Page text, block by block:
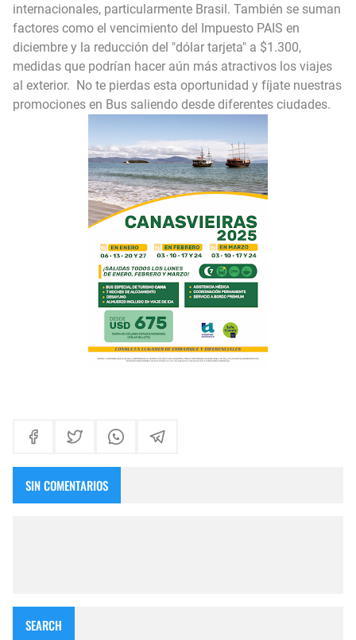
internacionales, particularmente Brasil. También se suman
factores como el vencimiento del Impuesto PAIS en
diciembre y la reducción del "dólar tarjeta" a $1.300,
medidas que podrían hacer aún más atractivos los viajes
al exterior. No te pierdas esta oportunidad y fíjate nuestras
promociones en Bus saliendo desde diferentes ciudades.
SIN COMENTARIOS
SEARCH